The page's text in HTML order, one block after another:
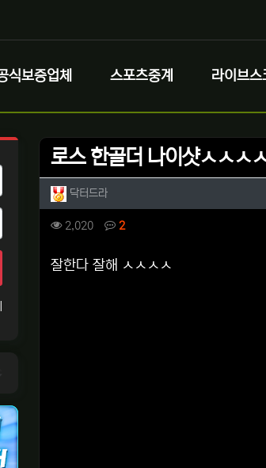
식보증업체 스포츠중계 라이브스
로스 한골더 나이샷ㅅㅅㅅ
작성자 정보
닥터드라작성
컨텐츠 정보
2,020조회 2댓글
본문
잘한다 잘해 ㅅㅅㅅㅅ